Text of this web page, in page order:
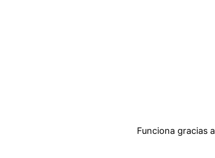
Funciona gracias a